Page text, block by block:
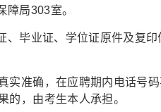
障局303室。
毕业证、学位证原件及复印
实准确，在应聘期内电话号
的，由考生本人承担。